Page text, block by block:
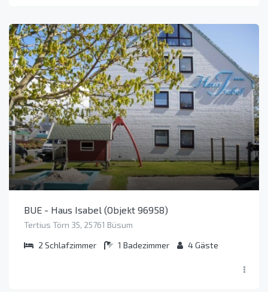
BUE - Haus Isabel (Objekt 96958)
Tertius Törn 35, 25761 Büsum
2 Schlafzimmer 1 Badezimmer 4Gäste